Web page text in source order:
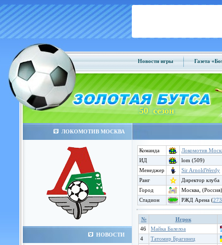
Новости игры Газета
50 сезон
ЛОКОМОТИВ МОСКВА
НОВОСТИ
Команда
Локомотив
ИД
lom (509)
Менеджер
Sir ArnoldWerdy
Ранг
Директор клуба
Город
Москва, (Россия)
Стадион
РЖД Арена (
№
Игрок
46
Майка Балелоа
4
Татомир Брагинец